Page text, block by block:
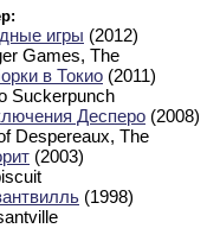
игры (2012)
Games, The
в Токио (2011)
Suckerpunch
Десперо (2008)
Despereaux, The
(2003)
(1998)